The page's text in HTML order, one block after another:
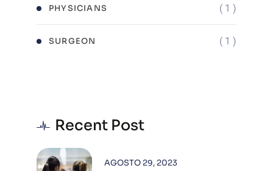
PHYSICIANS ( 1 )
SURGEON ( 1 )
Recent Post
AGOSTO 29, 2023